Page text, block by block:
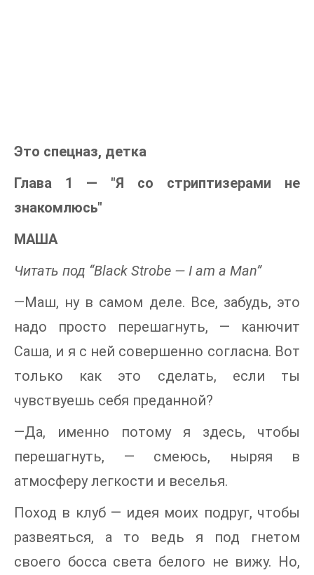
Это спецназ, детка
Глава 1 — "Я со стриптизерами не
знакомлюсь"
МАША
Читать под “Black Strobe — I am a Man”
—Маш, ну в самом деле. Все, забудь, это
надо просто перешагнуть, — канючит
Саша, и я с ней совершенно согласна. Вот
только как это сделать, если ты
чувствуешь себя преданной?
—Да, именно потому я здесь, чтобы
перешагнуть, — смеюсь, ныряя в
атмосферу легкости и веселья.
Поход в клуб — идея моих подруг, чтобы
развеяться, а то ведь я под гнетом
своего босса света белого не вижу. Но,